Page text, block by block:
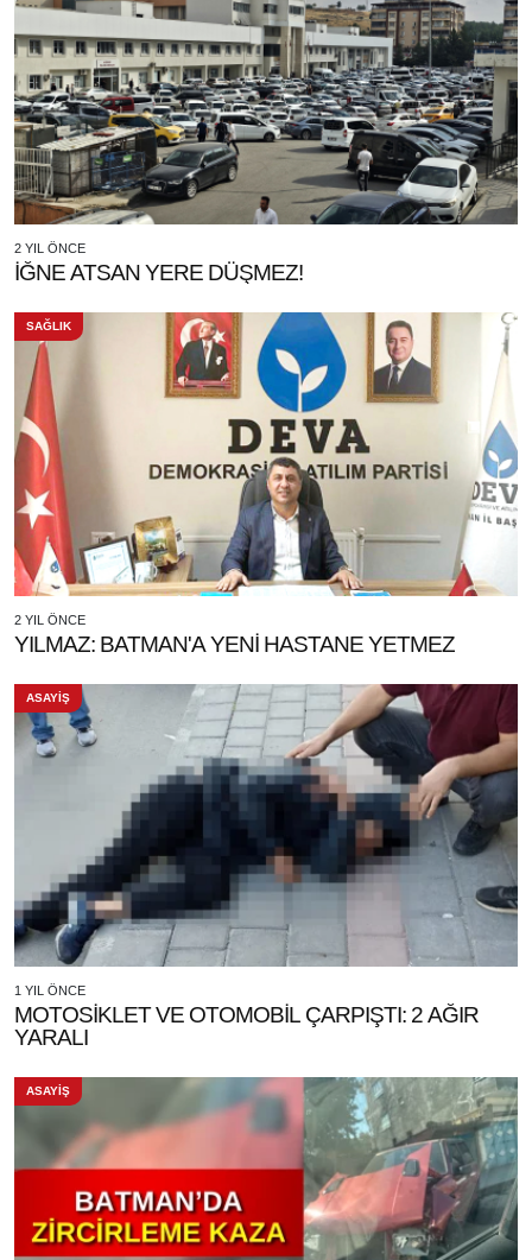
2 YIL ÖNCE
İĞNE ATSAN YERE DÜŞMEZ!
SAĞLIK
2 YIL ÖNCE
YILMAZ: BATMAN'A YENİ HASTANE YETMEZ
ASAYİŞ
1 YIL ÖNCE
MOTOSİKLET VE OTOMOBİL ÇARPIŞTI: 2 AĞIR
YARALI
ASAYİŞ